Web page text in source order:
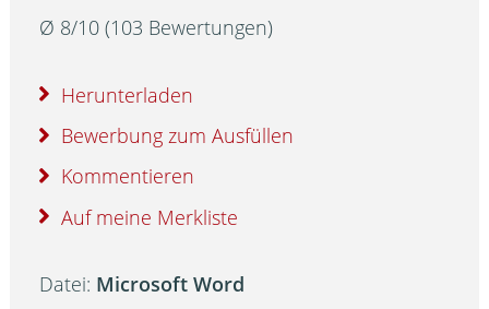
Ø 8/10 (103 Bewertungen)
Herunterladen
Bewerbung zum Ausfüllen
Kommentieren
Auf meine Merkliste
Datei: Microsoft Word